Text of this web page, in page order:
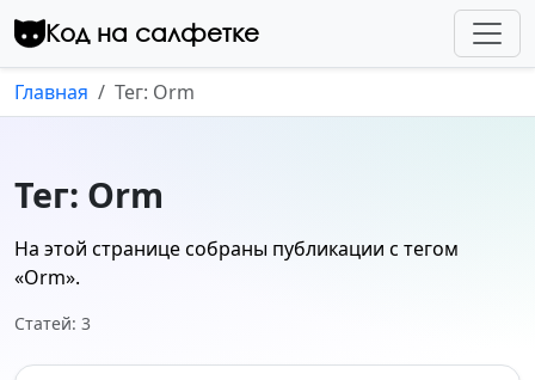
Перейти к контенту
Код на салфетке
Главная Тег: Orm
Тег: Orm
На этой странице собраны публикации с тегом
«Orm».
Статей: 3